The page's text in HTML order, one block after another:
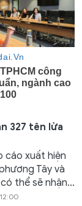
327 tên lửa
cáo xuất hiện
Tây và
thể sẽ nhận...